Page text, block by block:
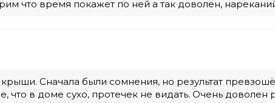
что время покажет по ней а так доволен,
Сначала были сомнения, но результат
что в доме сухо, протечек не видать. Очень доволен